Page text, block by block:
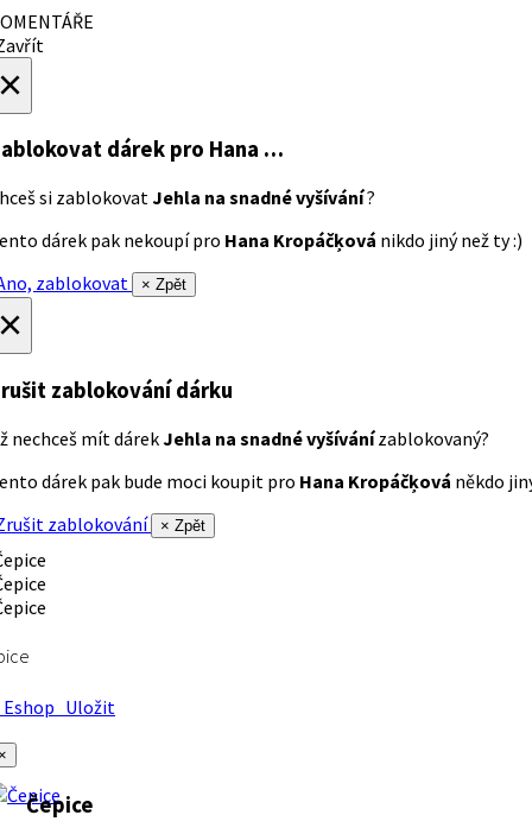
dárek pro Hana …
si zablokovatJehla na snadné vyšívání?
dárek pak nekoupí pro Hana Kropáčķová nikdo jiný než ty :)
zablokovat
× Zpět
zablokování dárku
nechceš mít dárekJehla na snadné vyšívánízablokovaný?
dárek pak bude moci koupit pro Hana Kropáčķová někdo
zablokování
× Zpět
Uložit
Čepice